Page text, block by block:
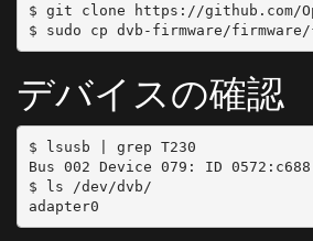
$ git clone https://github.com/
デバイスの確認
$ lsusb | grep T230
Bus 002 Device 079: ID
$ ls /dev/dvb/